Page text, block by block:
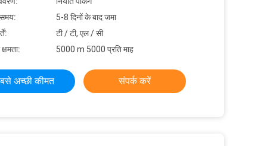
5-8 दिनों के बाद जमा
टी / टी, एल / सी
5000 m 5000 प्रति माह
अच्छी कीमत संपर्क करें